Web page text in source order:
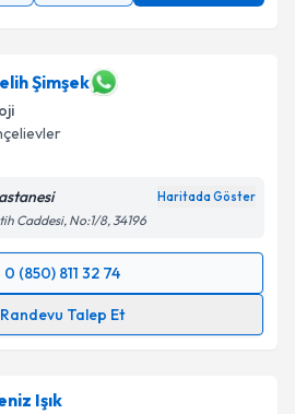
Şimşek
Haritada Göster
Caddesi, No:1/8, 34196
0 (850) 811 32 74
Randevu Talep Et
Talebi
e-posta ile bilgilendireceğiz.
Işık